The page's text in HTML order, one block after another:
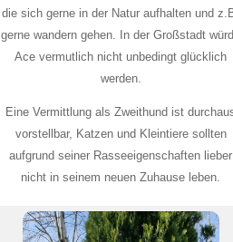
die sich gerne in der Natur aufhalten und
gerne wandern gehen. In der Großstadt
Ace vermutlich nicht unbedingt glücklich
werden.
Eine Vermittlung als Zweithund ist
vorstellbar, Katzen und Kleintiere sollten
aufgrund seiner Rasseeigenschaften lieber
nicht in seinem neuen Zuhause leben.